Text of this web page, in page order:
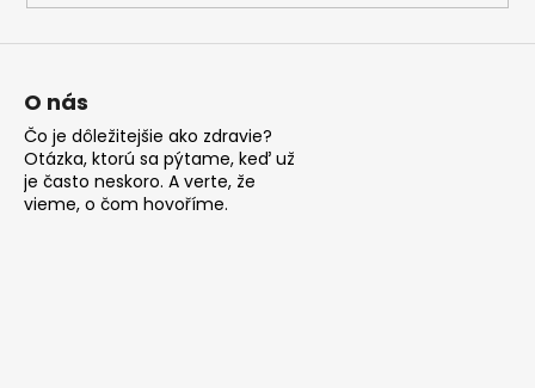
ý
p
u
O nás
Čo je dôležitejšie ako zdravie?
Otázka, ktorú sa pýtame, keď už
je často neskoro. A verte, že
vieme, o čom hovoříme.